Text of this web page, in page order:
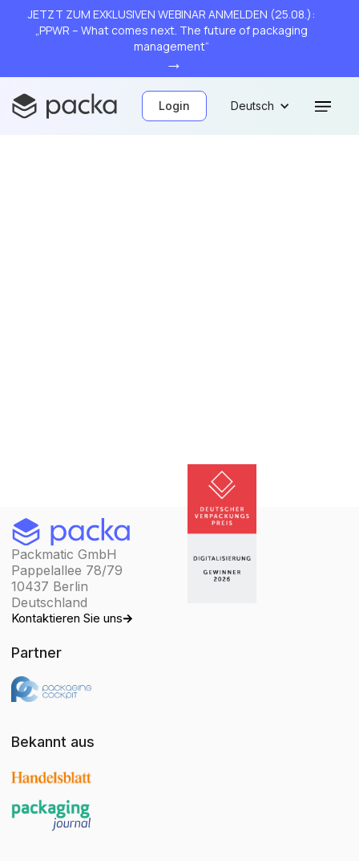
JETZT ZUM EXKLUSIVEN WEBINAR ANMELDEN (25.08.):
„PPWR – What comes next. The future of packaging
management“
→
Login Deutsch
Packmatic GmbH
Pappelallee 78/79
10437 Berlin
Deutschland
Kontaktieren Sie uns
Partner
Bekannt aus